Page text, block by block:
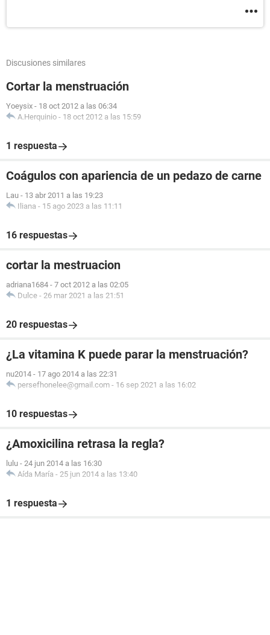
Discusiones similares
Cortar la menstruación
Yoeysix - 18 oct 2012 a las 06:34
A.Herquinio - 18 oct 2012 a las 15:59
1 respuesta
Coágulos con apariencia de un pedazo de carne
Lau - 13 abr 2011 a las 19:23
Iliana - 15 ago 2023 a las 11:11
16 respuestas
cortar la mestruacion
adriana1684 - 7 oct 2012 a las 02:05
Dulce - 26 mar 2021 a las 21:51
20 respuestas
¿La vitamina K puede parar la menstruación?
nu2014 - 17 ago 2014 a las 22:31
persefhonelee@gmail.com - 16 sep 2021 a las 16:02
10 respuestas
¿Amoxicilina retrasa la regla?
lulu - 24 jun 2014 a las 16:30
Aída María - 25 jun 2014 a las 13:40
1 respuesta